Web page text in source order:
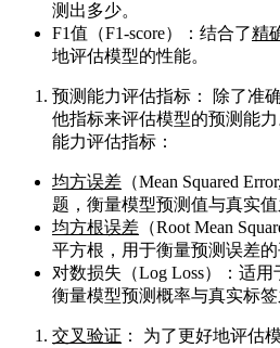
测出多少。
F1值（F1-score）：结合了精
地评估模型的性能。
预测能力评估指标： 除了准
他指标来评估模型的预测能
能力评估指标：
均方误差 （Mean Squared
题，衡量模型预测值与真实值
均方根误差 （Root Mean
平方根，用于衡量预测误差的
对数损失（Log Loss）：适用
衡量模型预测概率与真实标签
交叉验证 ： 为了更好地评估